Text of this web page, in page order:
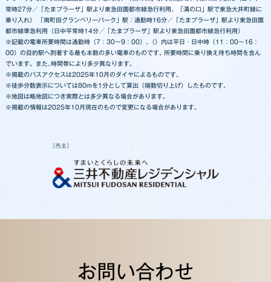
常時27分／「たまプラーザ」駅より東急田園都市線急行利用、「溝の口」駅で東急大井町線に
乗り入れ） 「南町田グランベリーパーク」駅：通勤時16分／「たまプラーザ」駅より東急田園
都市線準急利用（日中平常時14分／「たまプラーザ」駅より東急田園都市線急行利用）
※記載の電車所要時間は通勤時（7：30～9：00）､（）内は平日・日中時（11：00～16：
00）の目的駅へ到着する最も本数の多い電車のものです｡ 所要時間に乗り換え待ち時間を含ん
でいます。また､時間帯により多少異なります｡
※掲載のバスアクセスは2025年10月のダイヤによるものです。
※徒歩分数表⽰については80mを1分として算出（端数切り上げ）したものです。
※地図は略地図につき実際とは多少異なる場合があります。
※掲載の情報は2025年10月現在のもので変更になる場合があります。
お問い合わせ